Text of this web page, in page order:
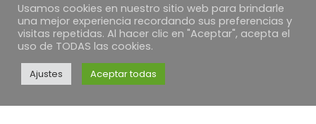
Usamos cookies en nuestro sitio web para brindarle
una mejor experiencia recordando sus preferencias y
visitas repetidas. Al hacer clic en "Aceptar", acepta el
uso de TODAS las cookies.
Ajustes Aceptar todas